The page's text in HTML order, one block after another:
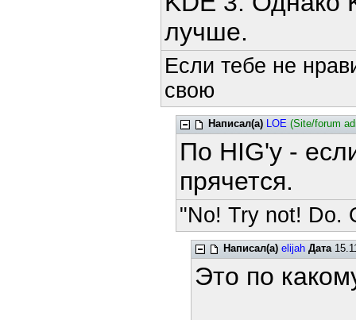
лучше.
Если тебе не
свою
Написал(а) LOE (Site/forum
По HIG'у -
прячется.
"No! Try not! Do.
Написал(а) elijah Дата
Это по